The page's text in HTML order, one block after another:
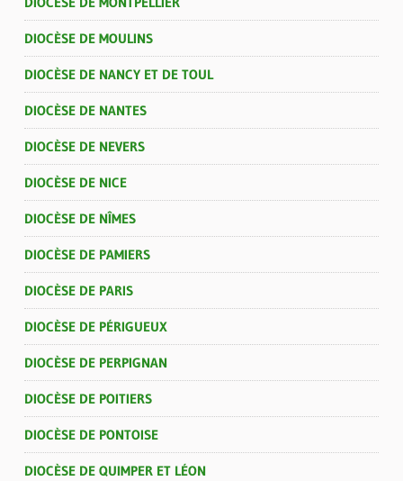
DIOCÈSE DE MOULINS
DIOCÈSE DE NANCY ET DE TOUL
DIOCÈSE DE NANTES
DIOCÈSE DE NEVERS
DIOCÈSE DE NICE
DIOCÈSE DE NÎMES
DIOCÈSE DE PAMIERS
DIOCÈSE DE PARIS
DIOCÈSE DE PÉRIGUEUX
DIOCÈSE DE PERPIGNAN
DIOCÈSE DE POITIERS
DIOCÈSE DE PONTOISE
DIOCÈSE DE QUIMPER ET LÉON